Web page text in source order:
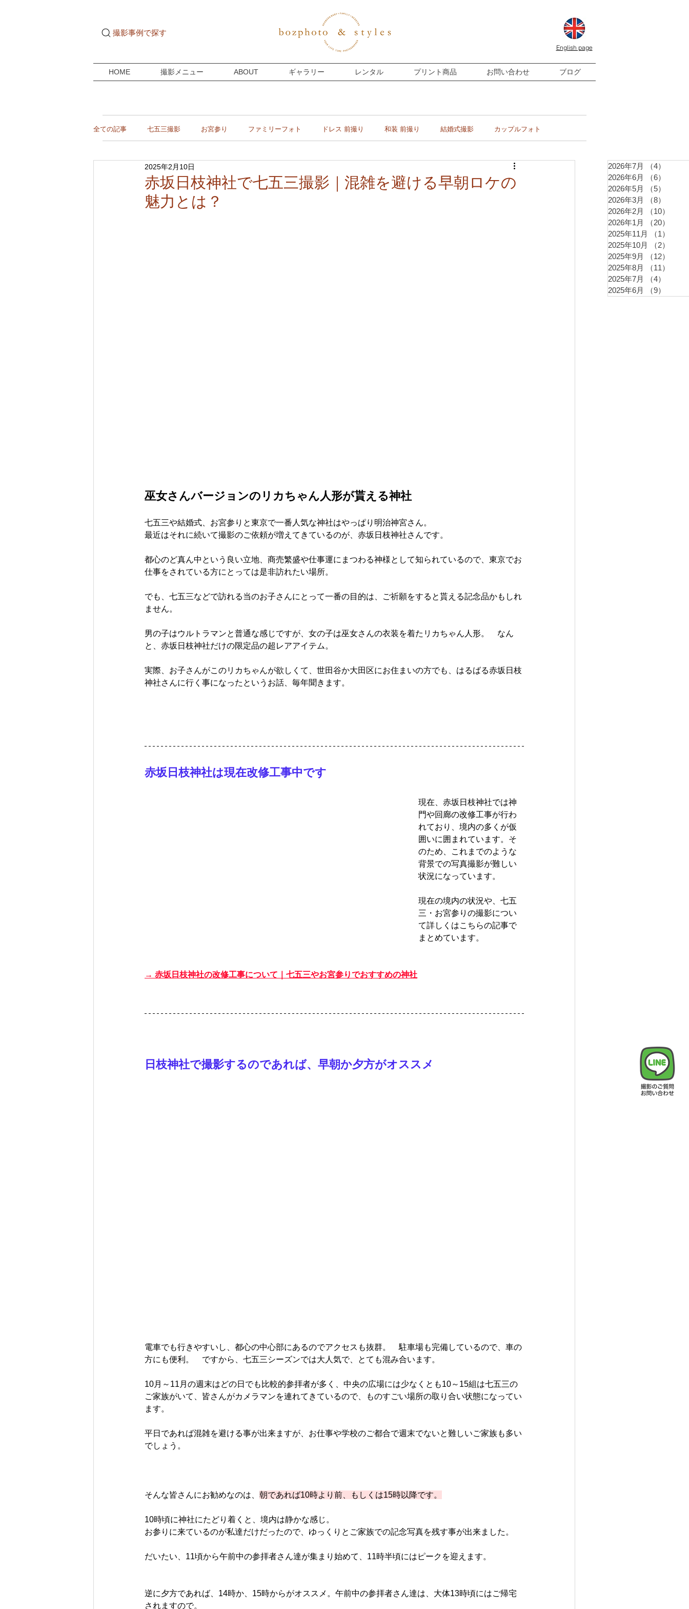
撮影事例で探す
English page
HOME 撮影メニュー ABOUT ギャラリー レンタル プリント商品 お問い合わせ ブログ
全ての記事 七五三撮影 お宮参り ファミリーフォト ドレス 前撮り 和装 前撮り 結婚式撮影 カップルフォト
ご自宅ドキュメンタリー
赤坂日枝神社で七五三撮影｜混雑を避ける早朝ロケの
魅力とは？
2025年2月10日
巫女さんバージョンのリカちゃん人形が貰える神社
七五三や結婚式、お宮参りと東京で一番人気な神社はやっぱり明治神宮さん。
最近はそれに続いて撮影のご依頼が増えてきているのが、赤坂日枝神社さんです。
都心のど真ん中という良い立地、商売繁盛や仕事運にまつわる神様として知られているので、東京でお
仕事をされている方にとっては是非訪れたい場所。
でも、七五三などで訪れる当のお子さんにとって一番の目的は、ご祈願をすると貰える記念品かもしれ
ません。
男の子はウルトラマンと普通な感じですが、女の子は巫女さんの衣装を着たリカちゃん人形。　なん
と、赤坂日枝神社だけの限定品の超レアアイテム。
実際、お子さんがこのリカちゃんが欲しくて、世田谷か大田区にお住まいの方でも、はるばる赤坂日枝
神社さんに行く事になったというお話、毎年聞きます。
赤坂日枝神社は現在改修工事中です
現在、赤坂日枝神社では神
門や回廊の改修工事が行わ
れており、境内の多くが仮
囲いに囲まれています。そ
のため、これまでのような
背景での写真撮影が難しい
状況になっています。
現在の境内の状況や、七五
三・お宮参りの撮影につい
て詳しくはこちらの記事で
まとめています。
→ 赤坂日枝神社の改修工事について｜七五三やお宮参りでおすすめの神社
日枝神社で撮影するのであれば、早朝か夕方がオススメ
電車でも行きやすいし、都心の中心部にあるのでアクセスも抜群。　駐車場も完備しているので、車の
方にも便利。　ですから、七五三シーズンでは大人気で、とても混み合います。
10月～11月の週末はどの日でも比較的参拝者が多く、中央の広場には少なくとも10～15組は七五三の
ご家族がいて、皆さんがカメラマンを連れてきているので、ものすごい場所の取り合い状態になってい
ます。
平日であれば混雑を避ける事が出来ますが、お仕事や学校のご都合で週末でないと難しいご家族も多い
でしょう。
そんな皆さんにお勧めなのは、 朝であれば10時より前、もしくは15時以降です。
10時頃に神社にたどり着くと、境内は静かな感じ。
お参りに来ているのが私達だけだったので、ゆっくりとご家族での記念写真を残す事が出来ました。
だいたい、11頃から午前中の参拝者さん達が集まり始めて、11時半頃にはピークを迎えます。
逆に夕方であれば、14時か、15時からがオススメ。午前中の参拝者さん達は、大体13時頃にはご帰宅
されますので。
2026年7月 （4）
2026年6月
（6）
2026年5月
（5）
2026年3月
（8）
2026年2月
（10）
2026年1月
（20）
2025年11月
（1）
2025年10月
（2）
2025年9月
（12）
2025年8月
（11）
2025年7月
（4）
2025年6月
（9）